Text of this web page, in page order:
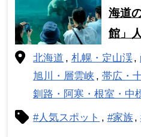
海道
館」
北海道 札幌・定山渓
旭川・層雲峡
帯広・
釧路・阿寒・根室・中
#人気スポット #家族